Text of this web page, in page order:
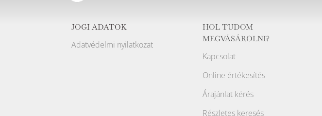
JOGI ADATOK
Adatvédelmi nyilatkozat
HOL TUDOM
MEGVÁSÁROLNI?
Kapcsolat
Online értékesítés
Árajánlat kérés
Részletes keresés